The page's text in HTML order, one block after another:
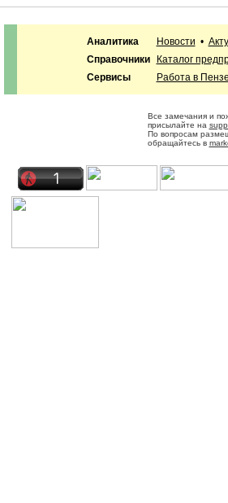
Аналитика Новости •
Справочники
Каталог
Сервисы
Работа в Пензе
Все замечания и
присылайте на
По вопросам
обращайтесь в